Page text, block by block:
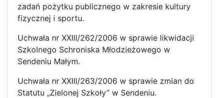
zadań pożytku publicznego w zakresie kultury
fizycznej i sportu.
Uchwała nr XXIII/262/2006 w sprawie likwidacji
Szkolnego Schroniska Młodzieżowego w
Sendeniu Małym.
Uchwała nr XXIII/263/2006 w sprawie zmian do
Statutu „Zielonej Szkoły” w Sendeniu.